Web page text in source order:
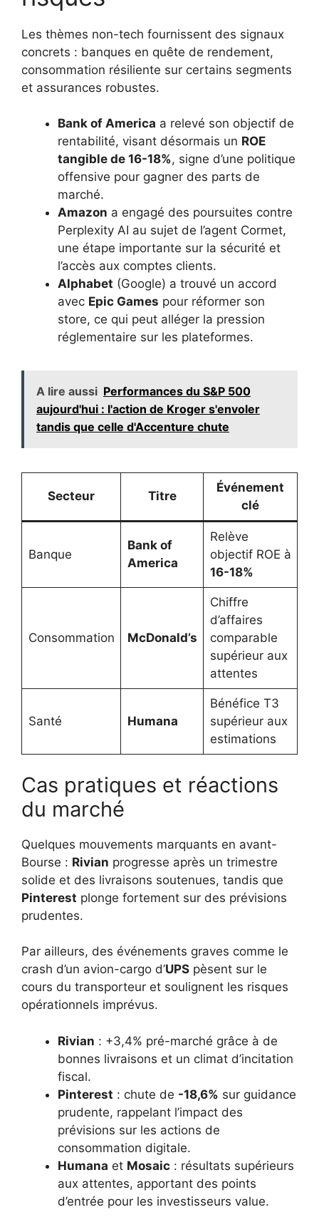
Les thèmes non-tech fournissent des signaux
concrets : banques en quête de rendement,
consommation résiliente sur certains segments
et assurances robustes.
Bank of America a relevé son objectif de
rentabilité, visant désormais un ROE
tangible de 16-18%, signe d’une politique
offensive pour gagner des parts de
marché.
Amazon a engagé des poursuites contre
Perplexity AI au sujet de l’agent Cormet,
une étape importante sur la sécurité et
l’accès aux comptes clients.
Alphabet (Google) a trouvé un accord
avec Epic Games pour réformer son
store, ce qui peut alléger la pression
réglementaire sur les plateformes.
A lire aussi Performances du S&P 500
aujourd'hui : l'action de Kroger s'envoler
tandis que celle d'Accenture chute
Secteur Titre
Événement
clé
Banque
Bank of
America
Relève
objectif ROE à
16-18%
Consommation McDonald’s
Chiffre
d’affaires
comparable
supérieur aux
attentes
Santé Humana
Bénéfice T3
supérieur aux
estimations
Cas pratiques et réactions
du marché
Quelques mouvements marquants en avant-
Bourse : Rivian progresse après un trimestre
solide et des livraisons soutenues, tandis que
Pinterest plonge fortement sur des prévisions
prudentes.
Par ailleurs, des événements graves comme le
crash d’un avion-cargo d’UPS pèsent sur le
cours du transporteur et soulignent les risques
opérationnels imprévus.
Rivian : +3,4% pré-marché grâce à de
bonnes livraisons et un climat d’incitation
fiscal.
Pinterest : chute de -18,6% sur guidance
prudente, rappelant l’impact des
prévisions sur les actions de
consommation digitale.
Humana et Mosaic : résultats supérieurs
aux attentes, apportant des points
d’entrée pour les investisseurs value.